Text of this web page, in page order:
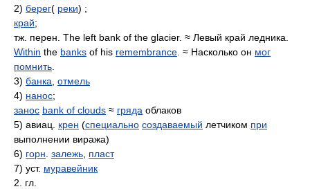
2) берег( реки) ;
край;
тж. перен. The left bank of the glacier. ≈ Левый край ледника.
Within the banks of his remembrance . ≈ Насколько он мог
помнить
3) банка отмель
4) нанос;
занос bank of clouds ≈ гряда облаков
5) авиац. крен (специально создаваемый летчиком при
выполнении виража)
6) горн залежь пласт
7) уст. муравейник
2. гл.